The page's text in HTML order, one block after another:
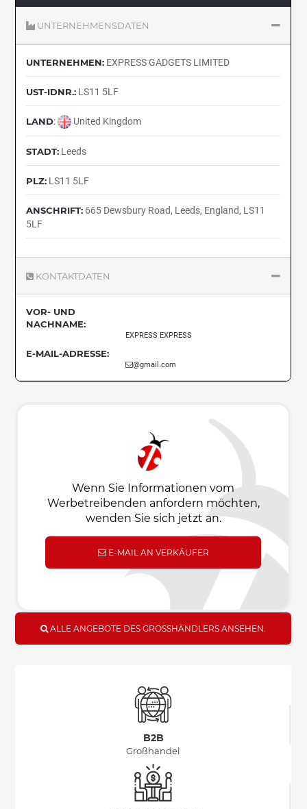
UNTERNEHMENSDATEN
UNTERNEHMEN: EXPRESS GADGETS LIMITED
UST-IDNR.: LS11 5LF
LAND: United Kingdom
STADT: Leeds
PLZ: LS11 5LF
ANSCHRIFT: 665 Dewsbury Road, Leeds, England, LS11
5LF
KONTAKTDATEN
VOR- UND
NACHNAME:
EXPRESS EXPRESS
E-MAIL-ADRESSE:
@gmail.com
Wenn Sie Informationen vom
Werbetreibenden anfordern möchten,
wenden Sie sich jetzt an.
E-MAIL AN VERKÄUFER
ALLE ANGEBOTE DES GROSSHÄNDLERS ANSEHEN.
B2B
Großhandel